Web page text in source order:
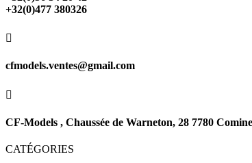
+32(0)477 380326

cfmodels.ventes@gmail.com

CF-Models , Chaussée de Warneton, 28 7780
CATÉGORIES